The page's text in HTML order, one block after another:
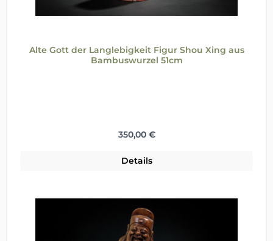
Alte Gott der Langlebigkeit Figur Shou Xing aus
Bambuswurzel 51cm
Regulärer Preis:
350,00 €
Details